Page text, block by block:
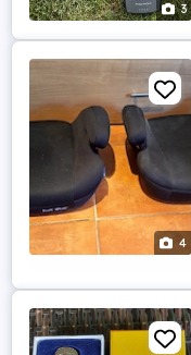
3
4